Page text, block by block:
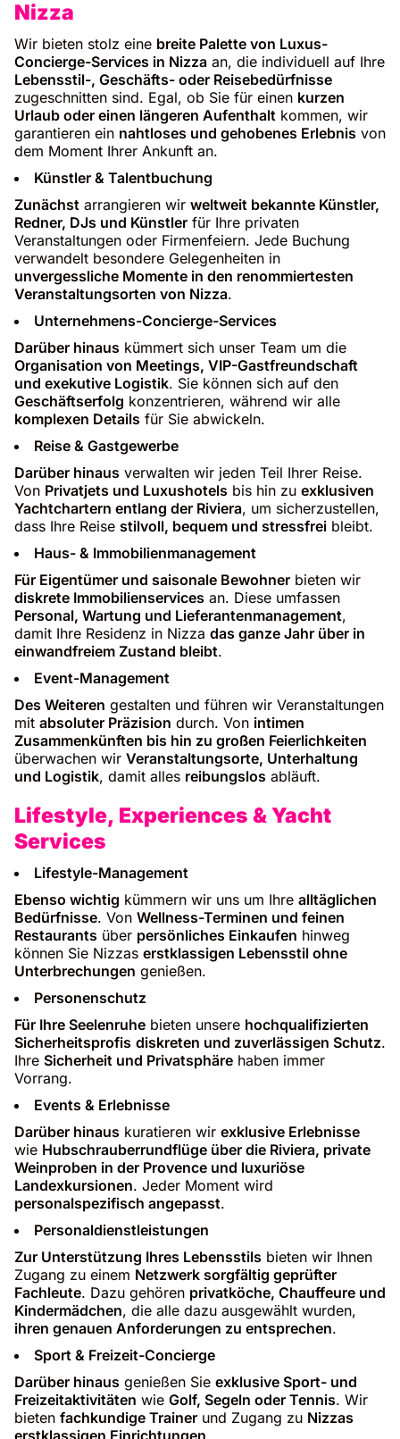
Nizza
Wir bieten stolz eine breite Palette von Luxus-
Concierge-Services in Nizza an, die individuell auf Ihre
Lebensstil-, Geschäfts- oder Reisebedürfnisse
zugeschnitten sind. Egal, ob Sie für einen kurzen
Urlaub oder einen längeren Aufenthalt kommen, wir
garantieren ein nahtloses und gehobenes Erlebnis von
dem Moment Ihrer Ankunft an.
Künstler & Talentbuchung
Zunächst arrangieren wir weltweit bekannte Künstler,
Redner, DJs und Künstler für Ihre privaten
Veranstaltungen oder Firmenfeiern. Jede Buchung
verwandelt besondere Gelegenheiten in
unvergessliche Momente in den renommiertesten
Veranstaltungsorten von Nizza.
Unternehmens-Concierge-Services
Darüber hinaus kümmert sich unser Team um die
Organisation von Meetings, VIP-Gastfreundschaft
und exekutive Logistik. Sie können sich auf den
Geschäftserfolg konzentrieren, während wir alle
komplexen Details für Sie abwickeln.
Reise & Gastgewerbe
Darüber hinaus verwalten wir jeden Teil Ihrer Reise.
Von Privatjets und Luxushotels bis hin zu exklusiven
Yachtchartern entlang der Riviera, um sicherzustellen,
dass Ihre Reise stilvoll, bequem und stressfrei bleibt.
Haus- & Immobilienmanagement
Für Eigentümer und saisonale Bewohner bieten wir
diskrete Immobilienservices an. Diese umfassen
Personal, Wartung und Lieferantenmanagement,
damit Ihre Residenz in Nizza das ganze Jahr über in
einwandfreiem Zustand bleibt.
Event-Management
Des Weiteren gestalten und führen wir Veranstaltungen
mit absoluter Präzision durch. Von intimen
Zusammenkünften bis hin zu großen Feierlichkeiten
überwachen wir Veranstaltungsorte, Unterhaltung
und Logistik, damit alles reibungslos abläuft.
Lifestyle, Experiences & Yacht
Services
Lifestyle-Management
Ebenso wichtig kümmern wir uns um Ihre alltäglichen
Bedürfnisse. Von Wellness-Terminen und feinen
Restaurants über persönliches Einkaufen hinweg
können Sie Nizzas erstklassigen Lebensstil ohne
Unterbrechungen genießen.
Personenschutz
Für Ihre Seelenruhe bieten unsere hochqualifizierten
Sicherheitsprofis diskreten und zuverlässigen Schutz.
Ihre Sicherheit und Privatsphäre haben immer
Vorrang.
Events & Erlebnisse
Darüber hinaus kuratieren wir exklusive Erlebnisse
wie Hubschrauberrundflüge über die Riviera, private
Weinproben in der Provence und luxuriöse
Landexkursionen. Jeder Moment wird
personalspezifisch angepasst.
Personaldienstleistungen
Zur Unterstützung Ihres Lebensstils bieten wir Ihnen
Zugang zu einem Netzwerk sorgfältig geprüfter
Fachleute. Dazu gehören privatköche, Chauffeure und
Kindermädchen, die alle dazu ausgewählt wurden,
ihren genauen Anforderungen zu entsprechen.
Sport & Freizeit-Concierge
Darüber hinaus genießen Sie exklusive Sport- und
Freizeitaktivitäten wie Golf, Segeln oder Tennis. Wir
bieten fachkundige Trainer und Zugang zu Nizzas